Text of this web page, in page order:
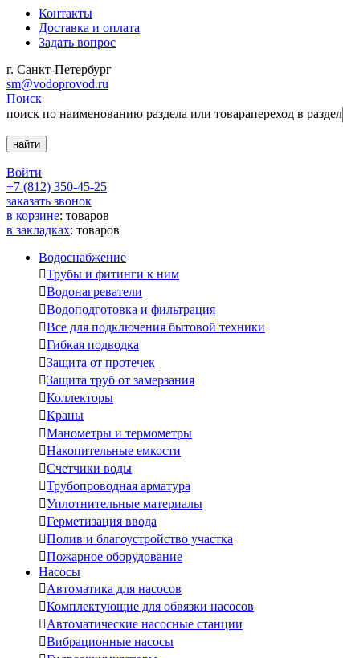
Контакты
Доставка и оплата
Задать вопрос
г. Санкт-Петербург
sm@vodoprovod.ru
Поиск
поиск по наименованию раздела или товарапереход в раздел
Войти
+7 (812) 350-45-25
заказать звонок
в корзине: товаров
в закладках: товаров
Водоснабжение
Трубы и фитинги к ним
Водонагреватели
Водоподготовка и фильтрация
Все для подключения бытовой техники
Гибкая подводка
Защита от протечек
Защита труб от замерзания
Коллекторы
Краны
Манометры и термометры
Накопительные емкости
Счетчики воды
Трубопроводная арматура
Уплотнительные материалы
Герметизация ввода
Полив и благоустройство участка
Пожарное оборудование
Насосы
Автоматика для насосов
Комплектующие для обвязки насосов
Автоматические насосные станции
Вибрационные насосы